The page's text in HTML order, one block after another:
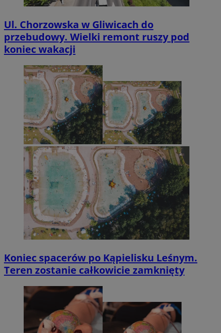
Ul. Chorzowska w Gliwicach do
przebudowy. Wielki remont ruszy pod
koniec wakacji
Koniec spacerów po Kąpielisku Leśnym.
Teren zostanie całkowicie zamknięty